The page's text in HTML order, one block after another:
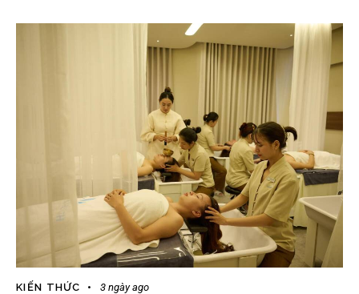
KIẾN THỨC 3 ngày ago